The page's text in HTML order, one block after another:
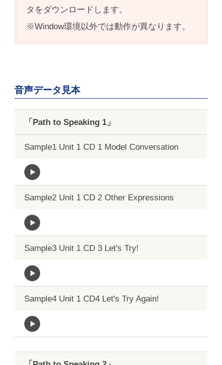
タをダウンロードします。
※Window環境以外では動作が異なります。
音声データ見本
「Path to Speaking 1」
Sample1 Unit 1 CD 1 Model Conversation
Sample2 Unit 1 CD 2 Other Expressions
Sample3 Unit 1 CD 3 Let's Try!
Sample4 Unit 1 CD4 Let's Try Again!